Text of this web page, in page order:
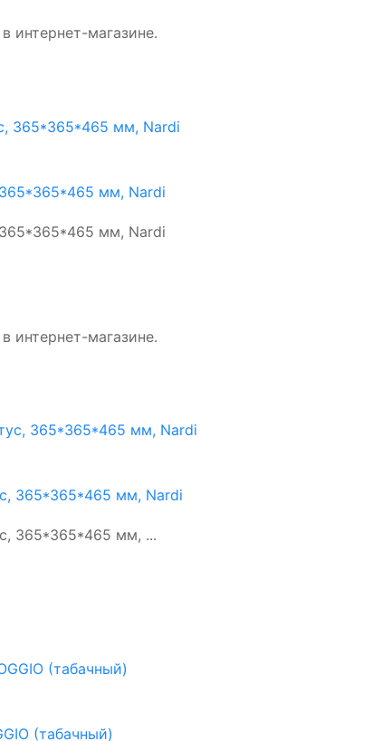
интернет-магазине.
мм, Nardi
365*365*465 мм, Nardi
интернет-магазине.
365*365*465 мм, Nardi
365*365*465 мм, ...
(табачный)